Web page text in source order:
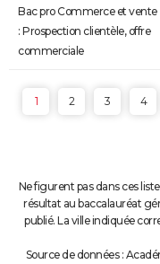
Bac pro Commerce et vente
: Prospection clientèle, offre
commerciale
1 2 3 4
Ne figurent pas dans ces
résultat au baccalauréat
publié. La ville indiquée
Source de données :